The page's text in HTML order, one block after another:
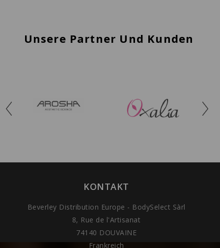
Unsere Partner Und Kunden
KONTAKT
Beverley Distribution Europe - BodySelect Sàrl
8, Rue de l'Artisanat
74140 DOUVAINE
Frankreich